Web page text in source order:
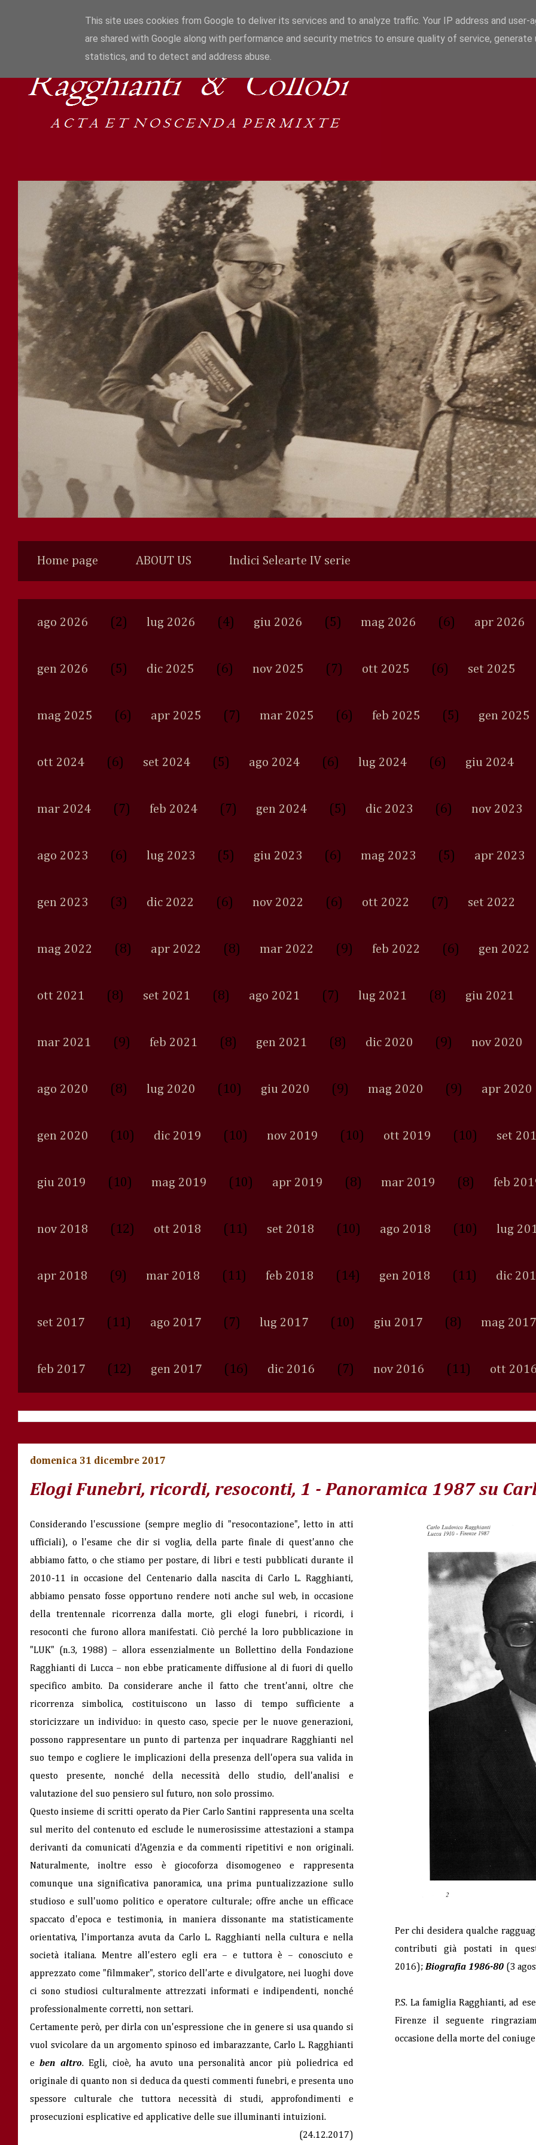
Home page ABOUT US Indici Selearte IV serie
ago 2026 (2) lug 2026 (4) giu 2026 (5) mag 2026 (6) apr 2026
gen 2026 (5) dic 2025 (6) nov 2025 (7) ott 2025 (6) set 2025
mag 2025 (6) apr 2025 (7) mar 2025 (6) feb 2025 (5) gen 2025
ott 2024 (6) set 2024 (5) ago 2024 (6) lug 2024 (6) giu 2024
mar 2024 (7) feb 2024 (7) gen 2024 (5) dic 2023 (6) nov 2023
ago 2023 (6) lug 2023 (5) giu 2023 (6) mag 2023 (5) apr 2023
gen 2023 (3) dic 2022 (6) nov 2022 (6) ott 2022 (7) set 2022
mag 2022 (8) apr 2022 (8) mar 2022 (9) feb 2022 (6) gen 2022
ott 2021 (8) set 2021 (8) ago 2021 (7) lug 2021 (8) giu 2021
mar 2021 (9) feb 2021 (8) gen 2021 (8) dic 2020 (9) nov 2020
ago 2020 (8) lug 2020 (10) giu 2020 (9) mag 2020 (9) apr 2020
gen 2020 (10) dic 2019 (10) nov 2019 (10) ott 2019 (10) set
giu 2019 (10) mag 2019 (10) apr 2019 (8) mar 2019 (8) feb
nov 2018 (12) ott 2018 (11) set 2018 (10) ago 2018 (10) lug
apr 2018 (9) mar 2018 (11) feb 2018 (14) gen 2018 (11) dic
set 2017 (11) ago 2017 (7) lug 2017 (10) giu 2017 (8) mag 2017
feb 2017 (12) gen 2017 (16) dic 2016 (7) nov 2016 (11) ott 2016
domenica 31 dicembre 2017
Elogi Funebri, ricordi, resoconti, 1 - Panoramica 1987 su
Considerando l'escussione (sempre meglio di "resocontazione", letto in atti
ufficiali), o l'esame che dir si voglia, della parte finale di quest'anno che
abbiamo fatto, o che stiamo per postare, di libri e testi pubblicati durante il
2010-11 in occasione del Centenario dalla nascita di Carlo L. Ragghianti,
abbiamo pensato fosse opportuno rendere noti anche sul web, in occasione
della trentennale ricorrenza dalla morte, gli elogi funebri, i ricordi, i
resoconti che furono allora manifestati. Ciò perché la loro pubblicazione in
"LUK" (n.3, 1988) – allora essenzialmente un Bollettino della Fondazione
Ragghianti di Lucca – non ebbe praticamente diffusione al di fuori di quello
specifico ambito. Da considerare anche il fatto che trent'anni, oltre che
ricorrenza simbolica, costituiscono un lasso di tempo sufficiente a
storicizzare un individuo: in questo caso, specie per le nuove generazioni,
possono rappresentare un punto di partenza per inquadrare Ragghianti nel
suo tempo e cogliere le implicazioni della presenza dell'opera sua valida in
questo presente, nonché della necessità dello studio, dell'analisi e
valutazione del suo pensiero sul futuro, non solo prossimo.
Questoinsieme di scritti operato da Pier Carlo Santini rappresenta una scelta
sul merito del contenuto ed esclude le numerosissime attestazioni a stampa
derivanti da comunicati d'Agenzia e da commenti ripetitivi e non originali.
Naturalmente, inoltre esso ègiocoforza disomogeneo e rappresenta
comunque una significativa panoramica, una prima puntualizzazione sullo
studioso e sull'uomo politico e operatore culturale; offre anche un efficace
spaccato d'epoca e testimonia, in maniera dissonante ma statisticamente
orientativa, l'importanza avuta da Carlo L. Ragghianti nella cultura e nella
società italiana. Mentre all'estero egli era – e tuttora è – conosciuto e
apprezzato come "filmmaker", storico dell'arte e divulgatore, nei luoghi dove
ci sono studiosi culturalmente attrezzati informati e indipendenti, nonché
professionalmente corretti, non settari.
Certamente però, per dirla con un'espressione che in genere si usa quando si
vuol svicolare da un argomento spinoso ed imbarazzante, Carlo L. Ragghianti
eben altro. Egli, cioè, ha avuto una personalità ancor più poliedrica ed
originale di quanto non si deduca da questi commenti funebri, e presenta uno
spessore culturale che tuttora necessità di studi, approfondimenti e
prosecuzioni esplicative ed applicative delle sue illuminanti intuizioni.
(24.12.2017)
Per chi desidera qualche
contributi già postati in
2016); Biografia 1986-80(3
P.S. La famiglia Ragghianti, ad
Firenze il seguente
occasione della morte del
This site uses cookies from Google to deliver its services and to analyze traffic. Your IP address and user-
are shared with Google along with performance and security metrics to ensure quality of service, generate
statistics, and to detect and address abuse.